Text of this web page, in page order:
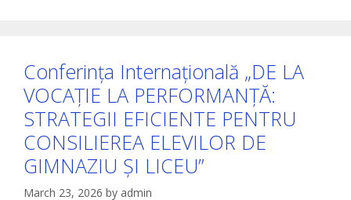
Conferința Internațională „DE LA
VOCAȚIE LA PERFORMANȚĂ:
STRATEGII EFICIENTE PENTRU
CONSILIEREA ELEVILOR DE
GIMNAZIU ȘI LICEU”
March 23, 2026 by admin